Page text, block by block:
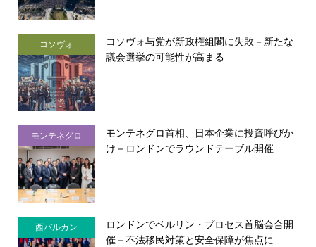
コソヴォ
コソヴォ与党が新政権組閣に失敗－新たな
議会選挙の可能性が高まる
モンテネグロ
モンテネグロ首相、日本企業に投資呼びか
け－ロンドンでラウンドテーブル開催
西バルカン
ロンドンでベルリン・プロセス首脳会合開
催－不法移民対策と安全保障が焦点に